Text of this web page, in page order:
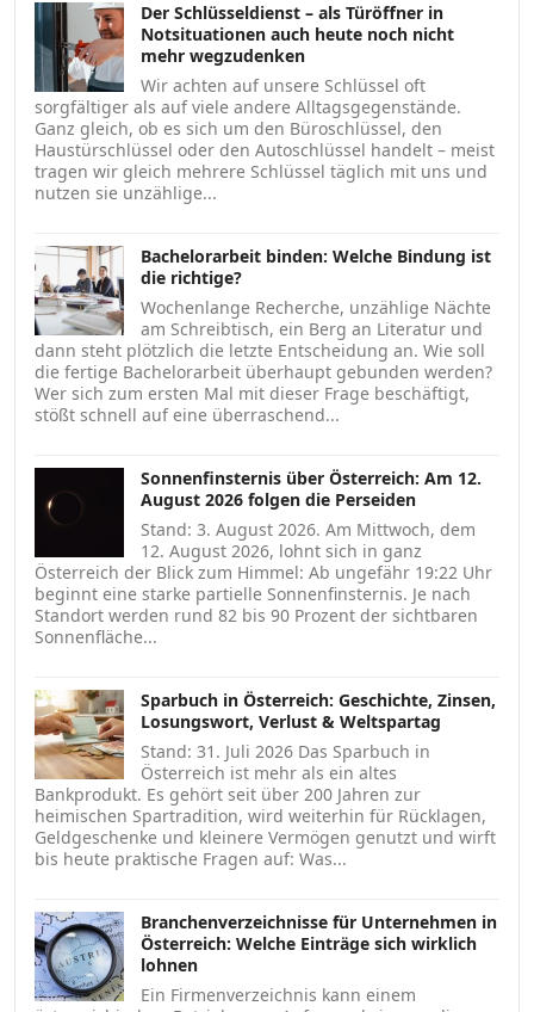
Der Schlüsseldienst – als Türöffner in
Notsituationen auch heute noch nicht
mehr wegzudenken
Wir achten auf unsere Schlüssel oft
sorgfältiger als auf viele andere Alltagsgegenstände.
Ganz gleich, ob es sich um den Büroschlüssel, den
Haustürschlüssel oder den Autoschlüssel handelt – meist
tragen wir gleich mehrere Schlüssel täglich mit uns und
nutzen sie unzählige...
Bachelorarbeit binden: Welche Bindung ist
die richtige?
Wochenlange Recherche, unzählige Nächte
am Schreibtisch, ein Berg an Literatur und
dann steht plötzlich die letzte Entscheidung an. Wie soll
die fertige Bachelorarbeit überhaupt gebunden werden?
Wer sich zum ersten Mal mit dieser Frage beschäftigt,
stößt schnell auf eine überraschend...
Sonnenfinsternis über Österreich: Am 12.
August 2026 folgen die Perseiden
Stand: 3. August 2026. Am Mittwoch, dem
12. August 2026, lohnt sich in ganz
Österreich der Blick zum Himmel: Ab ungefähr 19:22 Uhr
beginnt eine starke partielle Sonnenfinsternis. Je nach
Standort werden rund 82 bis 90 Prozent der sichtbaren
Sonnenfläche...
Sparbuch in Österreich: Geschichte, Zinsen,
Losungswort, Verlust & Weltspartag
Stand: 31. Juli 2026 Das Sparbuch in
Österreich ist mehr als ein altes
Bankprodukt. Es gehört seit über 200 Jahren zur
heimischen Spartradition, wird weiterhin für Rücklagen,
Geldgeschenke und kleinere Vermögen genutzt und wirft
bis heute praktische Fragen auf: Was...
Branchenverzeichnisse für Unternehmen in
Österreich: Welche Einträge sich wirklich
lohnen
Ein Firmenverzeichnis kann einem